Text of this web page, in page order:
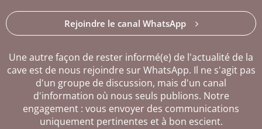
Rejoindre le canal WhatsApp
Une autre façon de rester informé(e) de l'actualité de la
cave est de nous rejoindre sur WhatsApp. Il ne s'agit pas
d'un groupe de discussion, mais d'un canal
d'information où nous seuls publions. Notre
engagement : vous envoyer des communications
uniquement pertinentes et à bon escient.